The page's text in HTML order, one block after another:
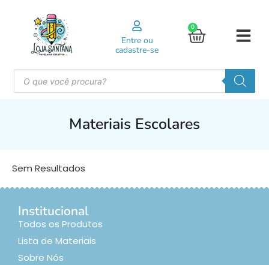
Entre ou
cadastre-se
0
Materiais Escolares
Sem Resultados
Institucional
Todos os Produtos
Lista de Materiais
Sobre Nós